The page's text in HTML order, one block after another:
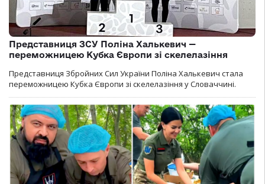
Представниця ЗСУ Поліна Халькевич —
переможницею Кубка Європи зі скелелазіння
Представниця Збройних Сил України Поліна Халькевич стала
переможницею Кубка Європи зі скелелазіння у Словаччині.